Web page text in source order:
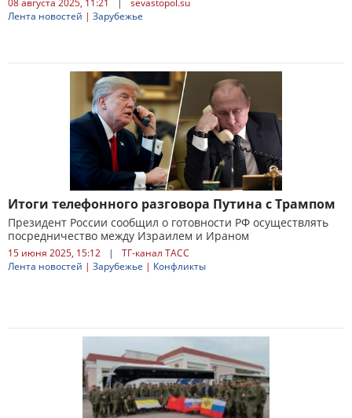
08 августа 2025, 11:21 |
sevastopol.su
Лента новостей | Зарубежье
Итоги телефонного разговора Путина с Трампом
Президент России сообщил о готовности РФ осуществлять
посредничество между Израилем и Ираном
15 июня 2025, 15:12 |
ТГ-канал ТАСС
Лента новостей | Зарубежье | Конфликты